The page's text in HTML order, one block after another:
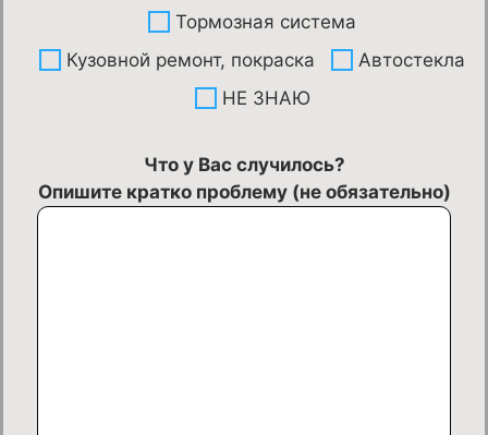
Тормозная система
Кузовной ремонт, покраска
Автостекла
НЕ ЗНАЮ
Что у Вас случилось?
Опишите кратко проблему (не обязательно)